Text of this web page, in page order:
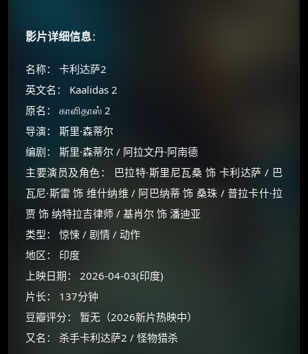
影片详细信息：
名称： 卡利达萨2
英文名： Kaalidas 2
原名： காளிதாஸ் 2
导演： 斯里·森蒂尔
编剧： 斯里·森蒂尔 / 阿拉文丹·阿南德
主要演员及角色： 巴拉特·斯里尼瓦桑 饰 卡利达萨 / 巴
瓦尼·斯雷 饰 维什纳维 / 阿巴纳蒂 饰 桑珠 / 普拉卡什·拉
贾 饰 纳特拉吉律师 / 基肖尔 饰 潘迪亚
类型： 惊悚 / 剧情 / 动作
地区： 印度
上映日期： 2026-04-03(印度)
片长： 137分钟
豆瓣评分： 暂无（2026新片热映中）
又名： 杀手卡利达萨2 / 怪物猎杀